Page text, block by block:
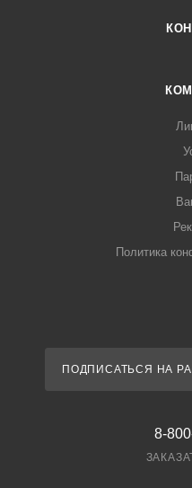
Политика
ПОДПИСАТЬСЯ НА
8-